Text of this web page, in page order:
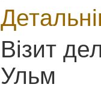
Візит
Ульм